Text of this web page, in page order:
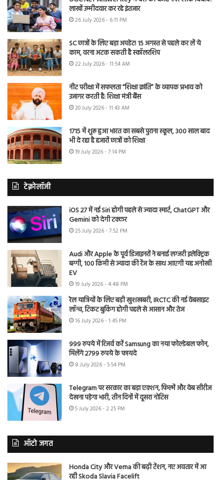
लाखों उम्मीदवार कर रहे इंतजार
26 July 2026 - 6:11 PM
SC छात्रों के लिए बड़ा अपडेट! 15 अगस्त से पहले कर लें ये
काम, वरना अटक सकती है स्कॉलरशिप
22 July 2026 - 11:54 AM
नीट परीक्षा में सफलता “शिक्षा क्रांति” के व्यापक प्रभाव को
उजागर करती है: शिक्षा मंत्री बैंस
20 July 2026 - 11:43 AM
1715 में शुरू हुआ भारत का सबसे पुराना स्कूल, 300 साल बाद
भी दे रहा है हजारों छात्रों को शिक्षा
19 July 2026 - 7:14 PM
टेक्नोलॉजी
iOS 27 में नई Siri होगी पहले से ज्यादा स्मार्ट, ChatGPT और
Gemini को देगी टक्कर
25 July 2026 - 7:52 PM
Audi और Apple के पूर्व डिजाइनरों ने बनाई लग्जरी इलेक्ट्रिक
बग्गी, 100 किमी से ज्यादा की रेंज के साथ आएगी यह अनोखी
EV
19 July 2026 - 4:48 PM
रेल यात्रियों के लिए बड़ी खुशखबरी, IRCTC की नई वेबसाइट
लॉन्च, टिकट बुकिंग होगी पहले से आसान और तेज
16 July 2026 - 1:45 PM
999 रुपये में रिजर्व करें Samsung का नया फोल्डेबल फोन,
मिलेंगे 2799 रुपये के फायदे
8 July 2026 - 5:54 PM
Telegram पर सरकार का बड़ा एक्शन, फिल्में और वेब सीरीज
देखना पड़ेगा भारी, तीन दिनों में दूसरा नोटिस
5 July 2026 - 2:25 PM
ऑटो जगत
Honda City और Verna की बढ़ी टेंशन, नए अवतार में आ
रही Skoda Slavia Facelift